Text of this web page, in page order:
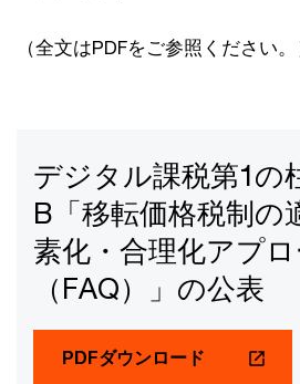
（全文はPDFをご参照ください。
デジタル課税第1の
B「移転価格税制の
素化・合理化アプ
（FAQ）」の公表
PDFダウンロード